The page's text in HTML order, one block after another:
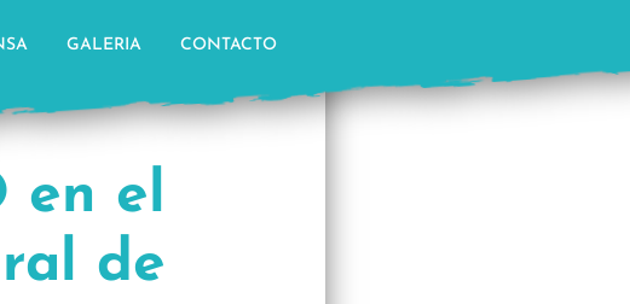
GALERIA CONTACTO
en el
de